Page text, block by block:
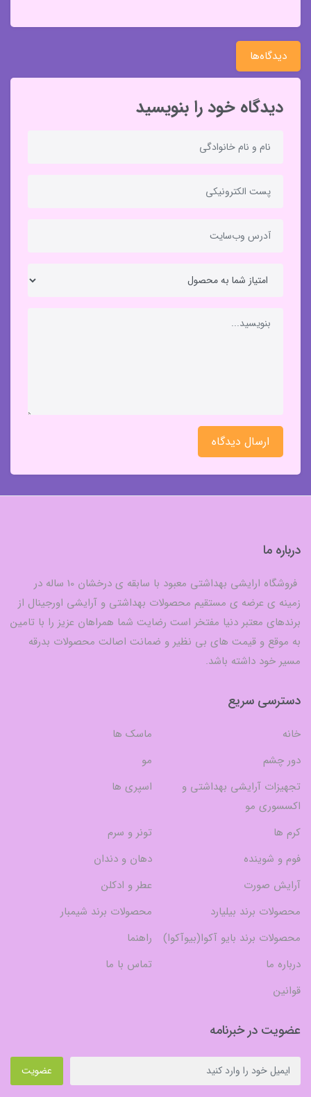
دیدگاه‌ها
دیدگاه خود را بنویسید
ارسال دیدگاه
درباره ما
فروشگاه ارایشی بهداشتی معبود با سابقه ی درخشان 10 ساله در
زمینه ی عرضه ی مستقیم محصولات بهداشتی و آرایشی اورجینال از
برندهای معتبر دنیا مفتخر است رضایت شما همراهان عزیز را با تامین
به موقع و قیمت های بی نظیر و ضمانت اصالت محصولات بدرقه
مسیر خود داشته باشد.
دسترسی سریع
خانه
ماسک ها
دور چشم
مو
تجهیزات آرایشی بهداشتی و
اکسسوری مو
اسپری ها
کرم ها
تونر و سرم
فوم و شوینده
دهان و دندان
آرایش صورت
عطر و ادکلن
محصولات برند بیلیارد
محصولات برند شیمبار
محصولات برند بایو آکوا(بیوآکوا)
راهنما
درباره ما
تماس با ما
قوانین
عضویت در خبرنامه
عضویت